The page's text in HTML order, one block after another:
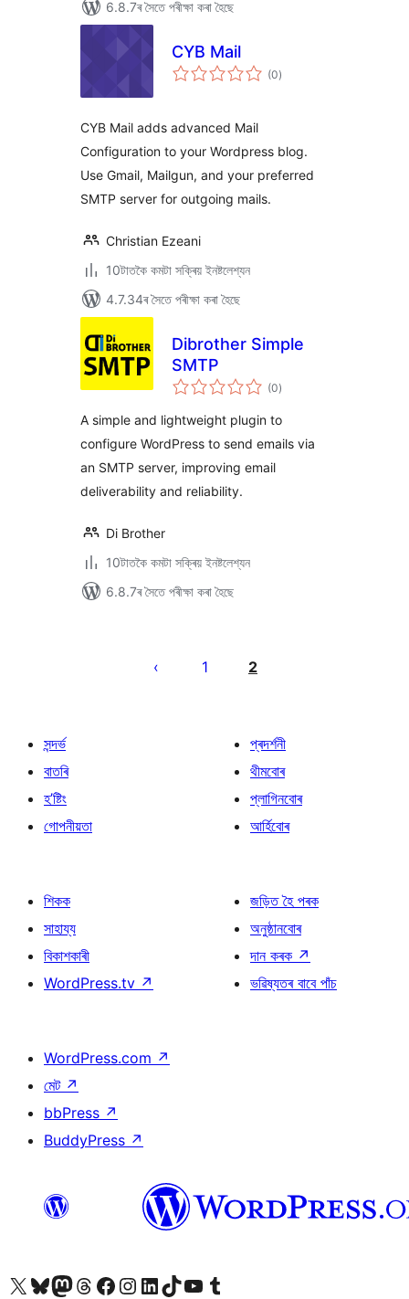
6.8.7ৰ সৈতে পৰীক্ষা কৰা হৈছে
CYB Mail
(0টা
মুঠ)
CYB Mail adds advanced Mail
Configuration to your Wordpress blog.
Use Gmail, Mailgun, and your preferred
SMTP server for outgoing mails.
Christian Ezeani
10টাতকৈ কমটা সক্ৰিয় ইনষ্টলেশ্যন
4.7.34ৰ সৈতে পৰীক্ষা কৰা হৈছে
Dibrother Simple
SMTP
(0টা
মুঠ)
A simple and lightweight plugin to
configure WordPress to send emails via
an SMTP server, improving email
deliverability and reliability.
Di Brother
10টাতকৈ কমটা সক্ৰিয় ইনষ্টলেশ্যন
6.8.7ৰ সৈতে পৰীক্ষা কৰা হৈছে
1 2
সন্দৰ্ভ
বাতৰি
হ’ষ্টিং
গোপনীয়তা
প্ৰদৰ্শনী
থীমবোৰ
প্লাগিনবোৰ
আৰ্হিবোৰ
শিকক
সাহায্য
বিকাশকাৰী
WordPress.tv ↗
জড়িত হৈ পৰক
অনুষ্ঠানবোৰ
দান কৰক ↗
ভৱিষ্যতৰ বাবে পাঁচ
WordPress.com ↗
মেট ↗
bbPress ↗
BuddyPress ↗
আমাৰ X (আগৰ Twitter) একাউণ্টলৈ যাওকআমাৰ Bluesky একাউণ্টলৈ যাওকআমাৰ Mastodon একাউণ্টলৈ যাওকআমাৰ Threads একাউণ্টলৈ যাওকআমাৰ Facebook পৃষ্ঠালৈ যাওকআমাৰ Instagram একাউণ্টলৈ যাওকআমাৰ LinkedIn একাউণ্টলৈ যাওকআমাৰ TikTok একাউণ্টলৈ যাওকআমাৰ YouTube চেনেললৈ যাওকআমাৰ Tumblr একাউণ্টলৈ যাওক